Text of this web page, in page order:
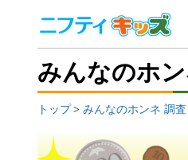
みんなのホ
トップ みんなのホンネ 調査